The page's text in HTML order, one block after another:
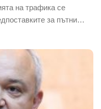
на трафика се
за пътни…